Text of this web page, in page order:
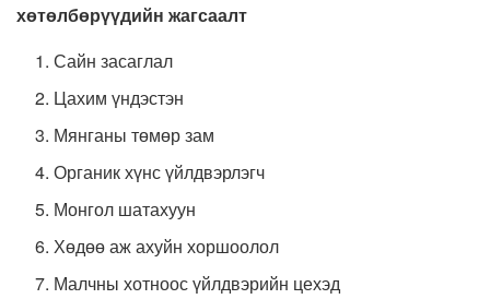
хөтөлбөрүүдийн жагсаалт
Сайн засаглал
Цахим үндэстэн
Мянганы төмөр зам
Органик хүнс үйлдвэрлэгч
Монгол шатахуун
Хөдөө аж ахуйн хоршоолол
Малчны хотноос үйлдвэрийн цехэд